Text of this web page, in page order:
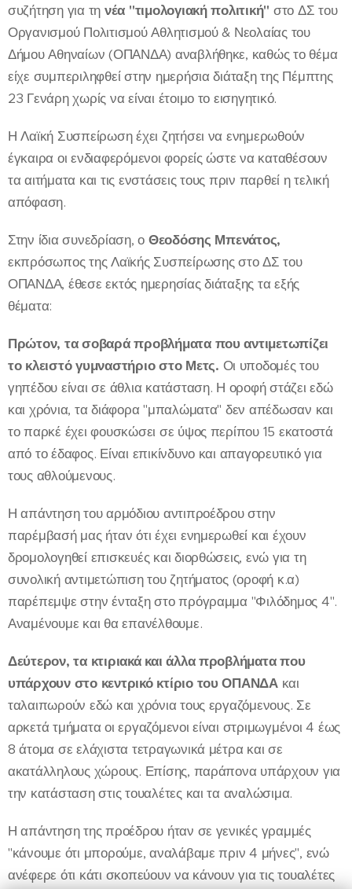
συζήτηση για τη νέα "τιμολογιακή πολιτική" στο ΔΣ του
Οργανισμού Πολιτισμού Αθλητισμού & Νεολαίας του
Δήμου Αθηναίων (ΟΠΑΝΔΑ) αναβλήθηκε, καθώς το θέμα
είχε συμπεριληφθεί στην ημερήσια διάταξη της Πέμπτης
23 Γενάρη χωρίς να είναι έτοιμο το εισηγητικό.
Η Λαϊκή Συσπείρωση έχει ζητήσει να ενημερωθούν
έγκαιρα οι ενδιαφερόμενοι φορείς ώστε να καταθέσουν
τα αιτήματα και τις ενστάσεις τους πριν παρθεί η τελική
απόφαση.
Στην ίδια συνεδρίαση, ο Θεοδόσης Μπενάτος,
εκπρόσωπος της Λαϊκής Συσπείρωσης στο ΔΣ του
ΟΠΑΝΔΑ, έθεσε εκτός ημερησίας διάταξης τα εξής
θέματα:
Πρώτον, τα σοβαρά προβλήματα που αντιμετωπίζει
το κλειστό γυμναστήριο στο Μετς. Οι υποδομές του
γηπέδου είναι σε άθλια κατάσταση. Η οροφή στάζει εδώ
και χρόνια, τα διάφορα "μπαλώματα" δεν απέδωσαν και
το παρκέ έχει φουσκώσει σε ύψος περίπου 15 εκατοστά
από το έδαφος. Είναι επικίνδυνο και απαγορευτικό για
τους αθλούμενους.
Η απάντηση του αρμόδιου αντιπροέδρου στην
παρέμβασή μας ήταν ότι έχει ενημερωθεί και έχουν
δρομολογηθεί επισκευές και διορθώσεις, ενώ για τη
συνολική αντιμετώπιση του ζητήματος (οροφή κ.α)
παρέπεμψε στην ένταξη στο πρόγραμμα "Φιλόδημος 4".
Αναμένουμε και θα επανέλθουμε.
Δεύτερον, τα κτιριακά και άλλα προβλήματα που
υπάρχουν στο κεντρικό κτίριο του ΟΠΑΝΔΑκαι
ταλαιπωρούν εδώ και χρόνια τους εργαζόμενους. Σε
αρκετά τμήματα οι εργαζόμενοι είναι στριμωγμένοι 4 έως
8 άτομα σε ελάχιστα τετραγωνικά μέτρα και σε
ακατάλληλους χώρους. Επίσης, παράπονα υπάρχουν για
την κατάσταση στις τουαλέτες και τα αναλώσιμα.
Η απάντηση της προέδρου ήταν σε γενικές γραμμές
"κάνουμε ότι μπορούμε, αναλάβαμε πριν 4 μήνες", ενώ
ανέφερε ότι κάτι σκοπεύουν να κάνουν για τις τουαλέτες